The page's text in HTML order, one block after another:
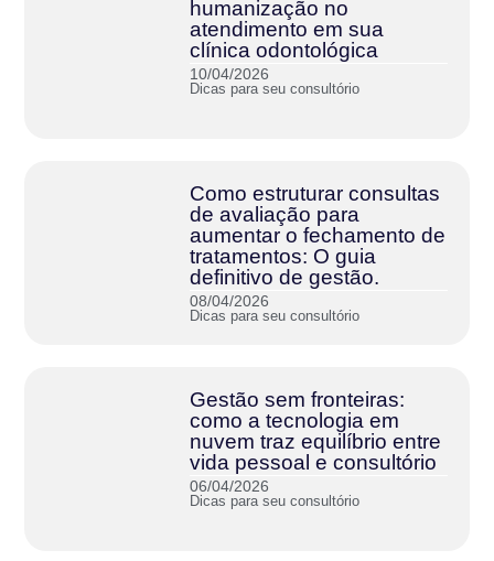
humanização no
atendimento em sua
clínica odontológica
10/04/2026
Dicas para seu consultório
Como estruturar consultas
de avaliação para
aumentar o fechamento de
tratamentos: O guia
definitivo de gestão.
08/04/2026
Dicas para seu consultório
Gestão sem fronteiras:
como a tecnologia em
nuvem traz equilíbrio entre
vida pessoal e consultório
06/04/2026
Dicas para seu consultório